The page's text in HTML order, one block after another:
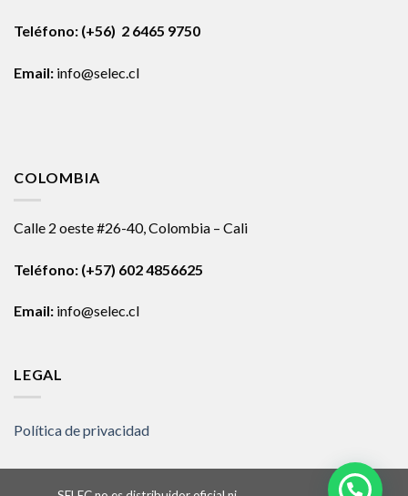
Teléfono: (+56) 2 6465 9750
Email: info@selec.cl
COLOMBIA
Calle 2 oeste #26-40, Colombia – Cali
Teléfono: (+57) 602 4856625
Email: info@selec.cl
LEGAL
Política de privacidad